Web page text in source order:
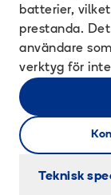
batterier,
prestanda.
användare
verktyg för
Teknisk